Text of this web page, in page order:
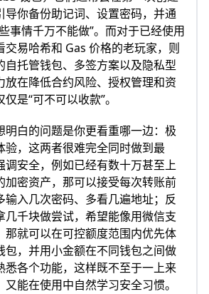
导你备份助记词、设置密码，并通
事情千万不能做”。而对于已经使用
交易哈希和 Gas 价格的老玩家，则
自托管钱包、多签方案以及隐私型
放在降低合约风险、授权管理和资
是“可不可以收款”。
明白的问题是你更看重哪一边：极
验，这两者很难完全同时做到最
调安全，例如已经有数十万甚至上
加密资产，那可以接受每次转账前
输入几次密码、多看几遍地址；反
几千块做尝试，希望能像用微信支
那就可以在可控额度范围内优先体
包，并用小金额在不同钱包之间做
悉各个功能，这样既不至于一上来
能在使用中自然学习安全习惯。